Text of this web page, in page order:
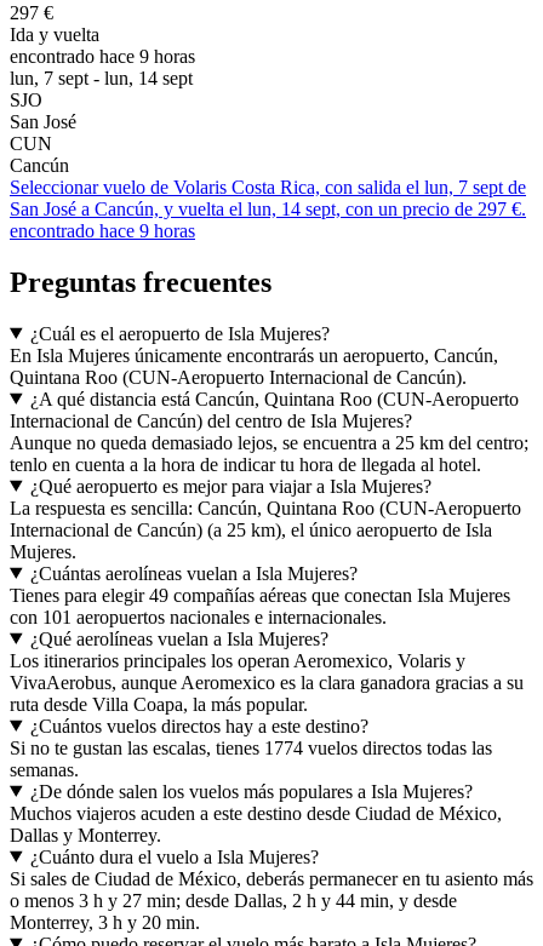
297 €
Ida y vuelta
encontrado hace 9 horas
lun, 7 sept - lun, 14 sept
SJO
San José
CUN
Cancún
Seleccionar vuelo de Volaris Costa Rica, con salida el lun, 7 sept de
San José a Cancún, y vuelta el lun, 14 sept, con un precio de 297 €.
encontrado hace 9 horas
Preguntas frecuentes
¿Cuál es el aeropuerto de Isla Mujeres?
En Isla Mujeres únicamente encontrarás un aeropuerto, Cancún,
Quintana Roo (CUN-Aeropuerto Internacional de Cancún).
¿A qué distancia está Cancún, Quintana Roo (CUN-Aeropuerto
Internacional de Cancún) del centro de Isla Mujeres?
Aunque no queda demasiado lejos, se encuentra a 25 km del centro;
tenlo en cuenta a la hora de indicar tu hora de llegada al hotel.
¿Qué aeropuerto es mejor para viajar a Isla Mujeres?
La respuesta es sencilla: Cancún, Quintana Roo (CUN-Aeropuerto
Internacional de Cancún) (a 25 km), el único aeropuerto de Isla
Mujeres.
¿Cuántas aerolíneas vuelan a Isla Mujeres?
Tienes para elegir 49 compañías aéreas que conectan Isla Mujeres
con 101 aeropuertos nacionales e internacionales.
¿Qué aerolíneas vuelan a Isla Mujeres?
Los itinerarios principales los operan Aeromexico, Volaris y
VivaAerobus, aunque Aeromexico es la clara ganadora gracias a su
ruta desde Villa Coapa, la más popular.
¿Cuántos vuelos directos hay a este destino?
Si no te gustan las escalas, tienes 1774 vuelos directos todas las
semanas.
¿De dónde salen los vuelos más populares a Isla Mujeres?
Muchos viajeros acuden a este destino desde Ciudad de México,
Dallas y Monterrey.
¿Cuánto dura el vuelo a Isla Mujeres?
Si sales de Ciudad de México, deberás permanecer en tu asiento más
o menos 3 h y 27 min; desde Dallas, 2 h y 44 min, y desde
Monterrey, 3 h y 20 min.